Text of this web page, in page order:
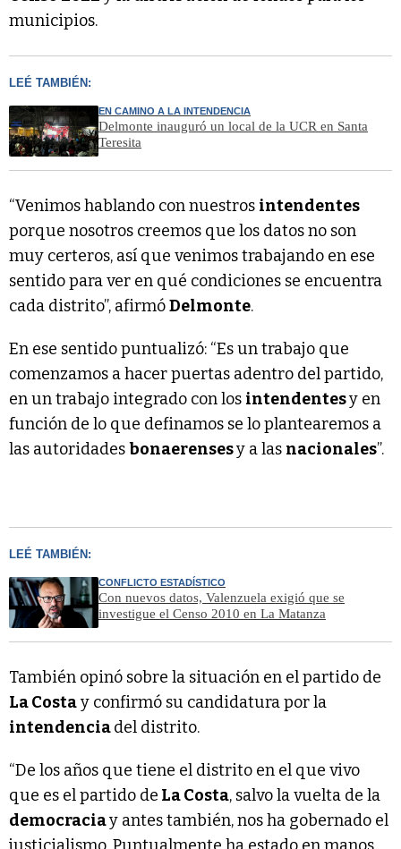
municipios.
LEÉ TAMBIÉN:
EN CAMINO A LA INTENDENCIA
Delmonte inauguró un local de la UCR en Santa
Teresita
“Venimos hablando con nuestros intendentes
porque nosotros creemos que los datos no son
muy certeros, así que venimos trabajando en ese
sentido para ver en qué condiciones se encuentra
cada distrito”, afirmóDelmonte.
En ese sentido puntualizó: “Es un trabajo que
comenzamos a hacer puertas adentro del partido,
en un trabajo integrado con los intendentesy en
función de lo que definamos se lo plantearemos a
las autoridadesbonaerensesy a las nacionales”.
LEÉ TAMBIÉN:
CONFLICTO ESTADÍSTICO
Con nuevos datos, Valenzuela exigió que se
investigue el Censo 2010 en La Matanza
También opinó sobre la situación en el partido de
La Costay confirmó su candidatura por la
intendenciadel distrito.
“De los años que tiene el distrito en el que vivo
que es el partido de La Costa, salvo la vuelta de la
democraciay antes también, nos ha gobernado el